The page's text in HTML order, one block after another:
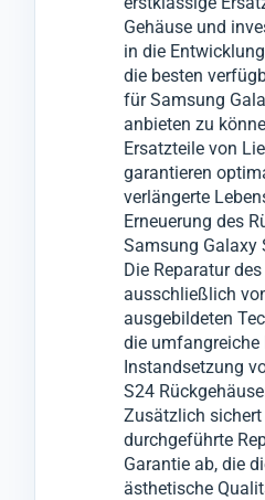
Sollten die Probleme
auf das Samsung
beschränkt sein,
umgehend und werden
Zustimmung
anderen Komponenten
Backcover ersetzt, um
Funktionalität Ihres
wiederherzustellen.
Reklamationen, die
Ausfallzeiten führen
Gehäuse und
in die
die besten
für Samsung
anbieten zu
Ersatzteile von
garantieren
verlängerte
Erneuerung des
Samsung Galaxy
Die Reparatur
ausschließlich
ausgebildeten
die umfangreiche
Instandsetzung
S24
Zusätzlich
durchgeführte
Garantie ab, die
ästhetische